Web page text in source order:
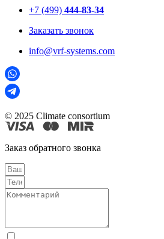
+7 (499) 444-83-34
Заказать звонок
info@vrf-systems.com
© 2025 Climate consortium
Заказ обратного звонка